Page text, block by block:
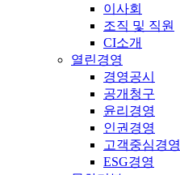
이사회
조직 및 직원
CI소개
열린경영
경영공시
공개청구
윤리경영
인권경영
고객중심경영
ESG경영